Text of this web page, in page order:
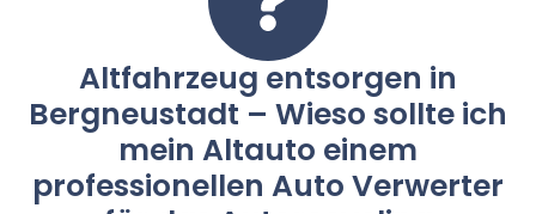
Altfahrzeug entsorgen in
Bergneustadt – Wieso sollte ich
mein Altauto einem
professionellen Auto Verwerter